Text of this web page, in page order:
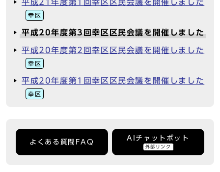
平成21年度第1回幸区区民会議を開催しました
幸区
平成20年度第3回幸区区民会議を開催しました
平成20年度第2回幸区区民会議を開催しました
幸区
平成20年度第1回幸区区民会議を開催しました
幸区
よくある質問FAQ
AIチャットボット
外部リンク